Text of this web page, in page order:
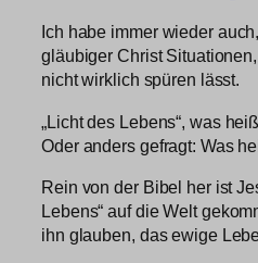
Ich habe immer wieder
gläubiger Christ
nicht wirklich spüren lässt.
„Licht des Lebens“, was
Oder anders gefragt: Was
Rein von der Bibel her ist
Lebens“ auf die Welt
ihn glauben, das ewige